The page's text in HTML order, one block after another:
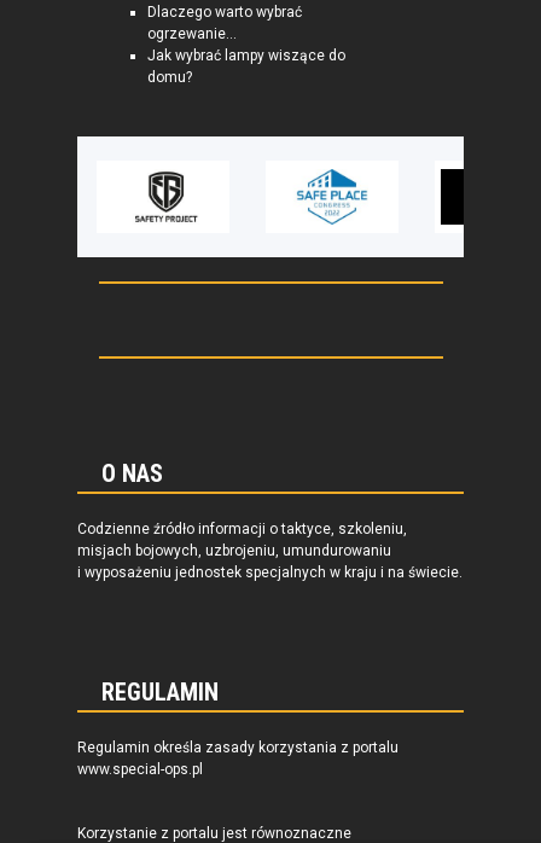
Dlaczego warto wybrać
ogrzewanie...
Jak wybrać lampy wiszące do
domu?
O NAS
Codzienne źródło informacji o taktyce, szkoleniu,
misjach bojowych, uzbrojeniu, umundurowaniu
i wyposażeniu jednostek specjalnych w kraju i na świecie.
REGULAMIN
Regulamin określa zasady korzystania z portalu
www.special-ops.pl
Korzystanie z portalu jest równoznaczne